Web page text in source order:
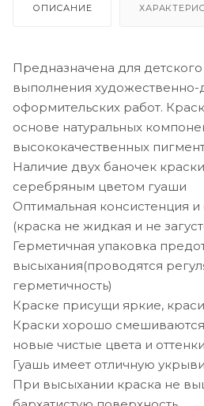
ОПИСАНИЕ
Предназначена для детского
выполнения художественно-
оформительских работ.
основе натуральных
высококачественных
Наличие двух баночек
серебряным цветом гуаши
Оптимальная консистенция
(краска не жидкая и не
Герметичная упаковка
высыхания(проводятся
герметичность)
Краске присущи яркие,
Краски хорошо
новые чистые цвета и оттенки
Гуашь имеет отличную
При высыхании краска не